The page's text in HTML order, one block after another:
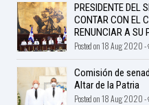
PRESIDENTE DEL
CONTAR CON EL
RENUNCIAR A SU
Posted on 18 Aug 2020 -
Comisión de
Altar de la Patria
Posted on 18 Aug 2020 -